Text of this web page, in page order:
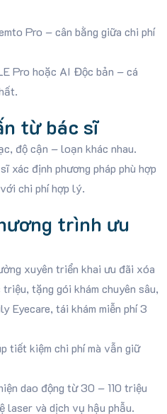
Pro – cân bằng giữa chi phí
Pro hoặc AI Độc bản – cá
từ bác sĩ
độ cận – loạn khác nhau.
xác định phương pháp phù hợp
chi phí hợp lý.
trình ưu
xuyên triển khai ưu đãi xóa
tặng gói khám chuyên sâu,
Eyecare, tái khám miễn phí 3
tiết kiệm chi phí mà vẫn giữ
dao động từ 30 – 110 triệu
laser và dịch vụ hậu phẫu.